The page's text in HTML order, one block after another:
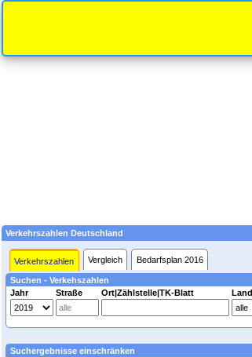
Verkehrszahlen Deutschland
Verkehrszahlen Vergleich Bedarfsplan 2016
Suchen - Verkehszahlen
Jahr
Straße Ort|Zählstelle|TK-Blatt Land
Suchergebnisse einschränken